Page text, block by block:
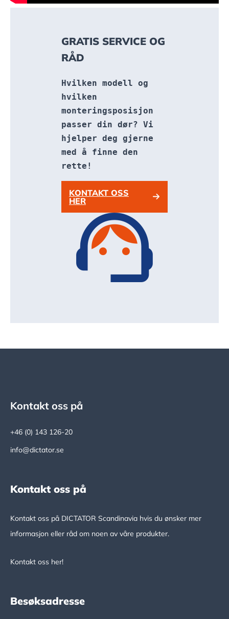
GRATIS SERVICE OG
RÅD
Hvilken modell og
hvilken
monteringsposisjon
passer din dør? Vi
hjelper deg gjerne
med å finne den
rette!
KONTAKT OSS
HER
Footer
Kontakt oss på
+46 (0) 143 126-20
info@dictator.se
Kontakt oss på
Kontakt oss på DICTATOR Scandinavia hvis du ønsker mer
informasjon eller råd om noen av våre produkter.
Kontakt oss her!
Besøksadresse